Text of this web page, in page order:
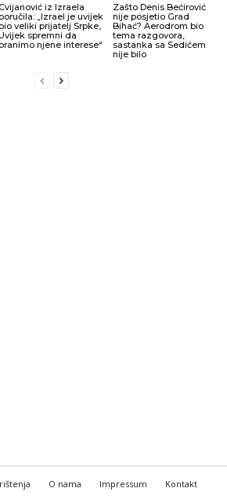
Cvijanović iz Izraela
„Izrael je uvijek
veliki prijatelj Srpke,
spremni da
njene interese“
Zašto Denis Bećirović
nije posjetio Grad
Bihać? Aerodrom bio
tema razgovora,
sastanka sa Sedićem
nije bilo
O nama Impressum Kontakt